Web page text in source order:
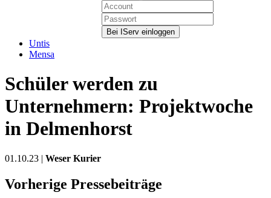
Bei IServ einloggen
Untis
Mensa
Schüler werden zu
Unternehmern: Projektwoche
in Delmenhorst
01.10.23 | Weser Kurier
Vorherige Pressebeiträge